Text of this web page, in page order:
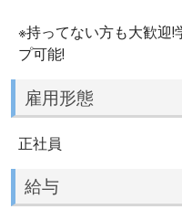
※持ってない方も大歓迎!
プ可能!
雇用形態
正社員
給与